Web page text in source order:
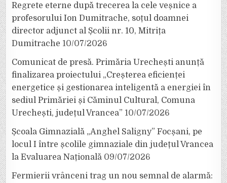
Regrete eterne după trecerea la cele veșnice a
profesorului Ion Dumitrache, soțul doamnei
director adjunct al Școlii nr. 10, Mitrița
Dumitrache 10/07/2026
Comunicat de presă. Primăria Urechești anunță
finalizarea proiectului „Creșterea eficienței
energetice și gestionarea inteligentă a energiei în
sediul Primăriei și Căminul Cultural, Comuna
Urechești, județul Vrancea” 10/07/2026
Școala Gimnazială „Anghel Saligny” Focșani, pe
locul I între școlile gimnaziale din județul Vrancea
la Evaluarea Națională 09/07/2026
Fermierii vrânceni trag un nou semnal de alarmă: